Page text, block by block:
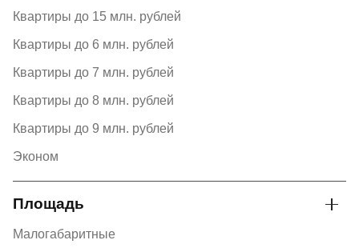
Квартиры до 15 млн. рублей
Квартиры до 6 млн. рублей
Квартиры до 7 млн. рублей
Квартиры до 8 млн. рублей
Квартиры до 9 млн. рублей
Эконом
Площадь
Малогабаритные